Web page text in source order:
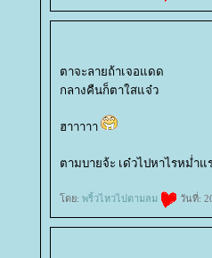
ตาจะลายถ้าเจอแดด
กลางคืนก็ตาใสแจ๋ว
ฮาาาาา
ตามบายจ้ะ เด๋วไปหาไรหม่ำแ
ดย: พริ้วไหวไปตามลม วันที่: